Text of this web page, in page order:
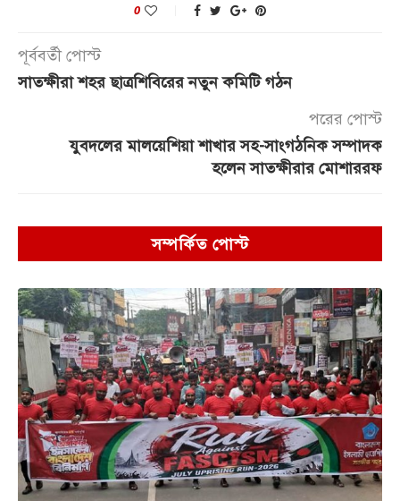
0
পূর্ববর্তী পোস্ট
সাতক্ষীরা শহর ছাত্রশিবিরের নতুন কমিটি গঠন
পরের পোস্ট
যুবদলের মালয়েশিয়া শাখার সহ-সাংগঠনিক সম্পাদক
হলেন সাতক্ষীরার মোশাররফ
সম্পর্কিত পোস্ট